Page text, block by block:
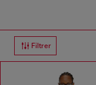
Filtrer